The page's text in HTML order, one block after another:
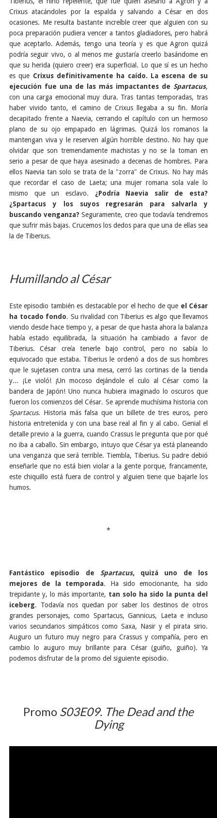
Crixus atacándoles por la espalda y salvando a César en dos
ocasiones. Me resulta bastante increíble creer que alguien con su
poca preparación pudiera vencer a tantos gladiadores, pero habrá
que aceptarlo. Además, tengo una teoría y es que Agron quizá
podría seguir vivo, o al menos me gustaría creerlo basándome en
que su herida (quiero creer) era superficial. Lo que sí es un hecho
es que Crixus definitivamente ha caído. La escena de su
ejecución fue una de las más impactantes de Spartacus,
con una carga emocional muy dura. Tras tantas temporadas, tras
haber vivido tanto, el camino de Crixus llegaba a su fin. Moría
decapitado frente a Naevia, cerrando el capítulo con un hermoso
plano de su ojo empapado en lágrimas. Quizá los romanos la
mantengan viva y le reserven algún horrible destino. No hay que
olvidar que son tremendamente machistas y no se la toman en
serio a pesar de que haya asesinado a decenas de hombres. Para
ellos Naevia tan solo se trata de la "zorra" de Crixus. No hay más
que recordar el caso de Laeta; una mujer romana sola vale lo
mismo que un esclavo. ¿Podría Naevia salir de esta?
¿Spartacus y los suyos regresarán para salvarla y
buscando venganza? Seguramente, creo que todavía tendremos
que sufrir más bajas. Crucemos los dedos para que una de ellas sea
la de Tiberius.
Humillando al César
Este episodio también es destacable por el hecho de que el César
ha tocado fondo. Su rivalidad con Tiberius es algo que llevamos
viendo desde hace tiempo y, a pesar de que hasta ahora la balanza
había estado equilibrada, la situación ha cambiado a favor de
Tiberius. César creía tenerle bajo control, pero no sabía lo
equivocado que estaba. Tiberius le ordenó a dos de sus hombres
que le sujetasen contra una mesa, cerró las cortinas de la tienda
y... ¡Le violó! ¡Un mocoso dejándole el culo al César como la
bandera de Japón! Uno nunca hubiera imaginado lo oscuros que
fueron los comienzos del César. Se aprende muchísima historia con
Spartacus. Historia más falsa que un billete de tres euros, pero
historia entretenida y con una base real al fin y al cabo. Genial el
detalle previo a la guerra, cuando Crassus le pregunta que por qué
no iba a caballo. Sin embargo, intuyo que César ya está planeando
una venganza que será terrible. Tiembla, Tiberius. Su padre debió
enseñarle que no está bien violar a la gente porque, francamente,
este chiquillo está fuera de control y alguien tiene que bajarle los
humos.
*
Fantástico episodio de Spartacus, quizá uno de los
mejores de la temporada. Ha sido emocionante, ha sido
trepidante y, lo más importante, tan solo ha sido la punta del
iceberg. Todavía nos quedan por saber los destinos de otros
grandes personajes, como Spartacus, Gannicus, Laeta e incluso
varios secundarios simpáticos como Saxa, Nasir y el pirata sirio.
Auguro un futuro muy negro para Crassus y compañía, pero en
cambio lo auguro muy brillante para César (guiño, guiño). Ya
podemos disfrutar de la promo del siguiente episodio.
Promo S03E09. The Dead and the
Dying